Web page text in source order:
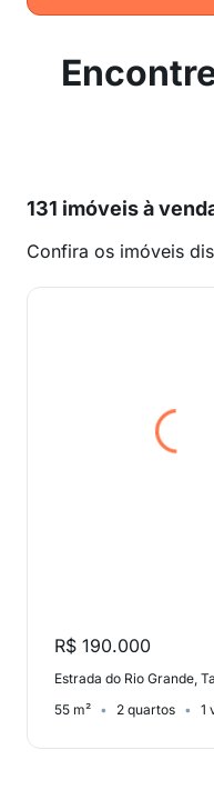
131 imóveis à
Confira os imóveis
R$ 190.000
Estrada do Rio Grande,
55 m²
2 quartos 1